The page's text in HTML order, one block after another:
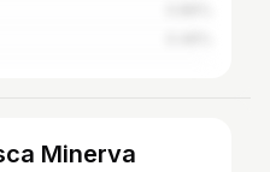
Minerva